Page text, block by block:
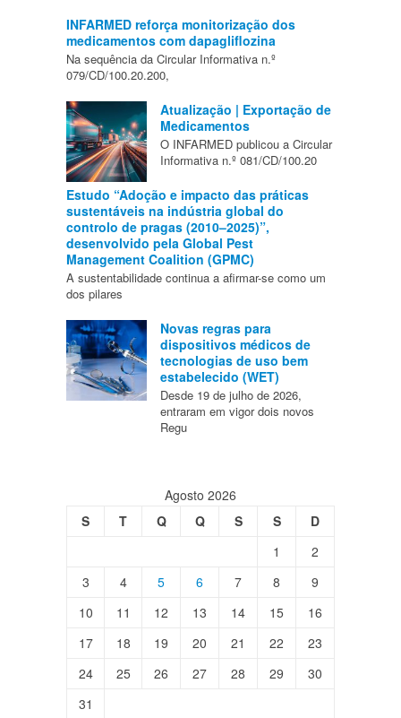
INFARMED reforça monitorização dos
medicamentos com dapagliflozina
Na sequência da Circular Informativa n.º
079/CD/100.20.200,
Atualização | Exportação de
Medicamentos
O INFARMED publicou a Circular
Informativa n.º 081/CD/100.20
Estudo “Adoção e impacto das práticas
sustentáveis na indústria global do
controlo de pragas (2010–2025)”,
desenvolvido pela Global Pest
Management Coalition (GPMC)
A sustentabilidade continua a afirmar-se como um
dos pilares
Novas regras para
dispositivos médicos de
tecnologias de uso bem
estabelecido (WET)
Desde 19 de julho de 2026,
entraram em vigor dois novos
Regu
Agosto 2026
S
T Q Q S S
D
1
2
3
4 5 6 7 8
9
10
11 12 13 14 15
16
17
18 19 20 21 22
23
24
25 26 27 28 29
30
31